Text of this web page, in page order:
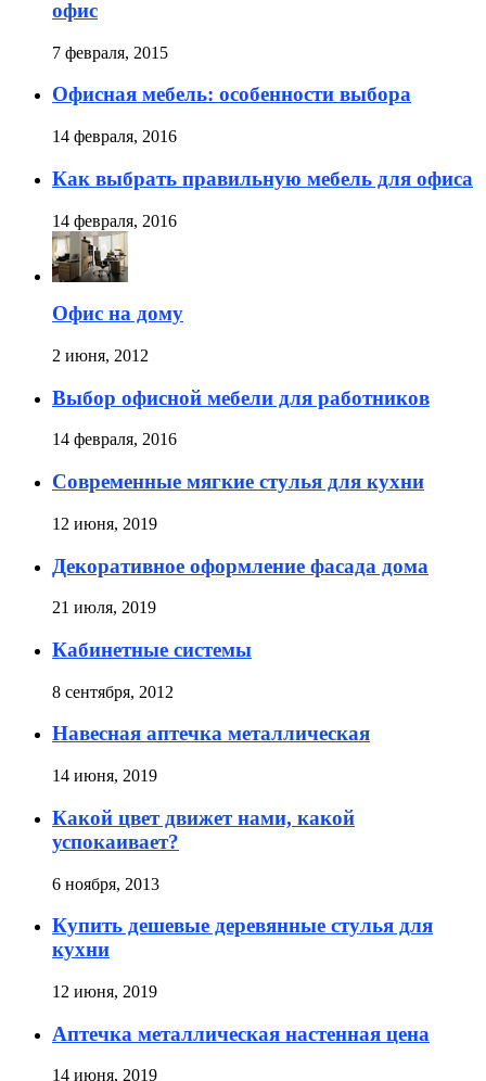
офис
7 февраля, 2015
Офисная мебель: особенности выбора
14 февраля, 2016
Как выбрать правильную мебель для офиса
14 февраля, 2016
Офис на дому
2 июня, 2012
Выбор офисной мебели для работников
14 февраля, 2016
Современные мягкие стулья для кухни
12 июня, 2019
Декоративное оформление фасада дома
21 июля, 2019
Кабинетные cиcтемы
8 сентября, 2012
Навесная аптечка металлическая
14 июня, 2019
Какой цвет движет нами, какой
успокаивает?
6 ноября, 2013
Купить дешевые деревянные стулья для
кухни
12 июня, 2019
Аптечка металлическая настенная цена
14 июня, 2019